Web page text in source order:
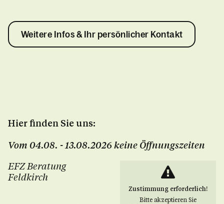
Weitere Infos & Ihr persönlicher Kontakt
Hier finden Sie uns:
Vom 04.08. - 13.08.2026 keine Öffnungszeiten
EFZ Beratung
Feldkirch
Zustimmung erforderlich!
Bitte akzeptieren Sie